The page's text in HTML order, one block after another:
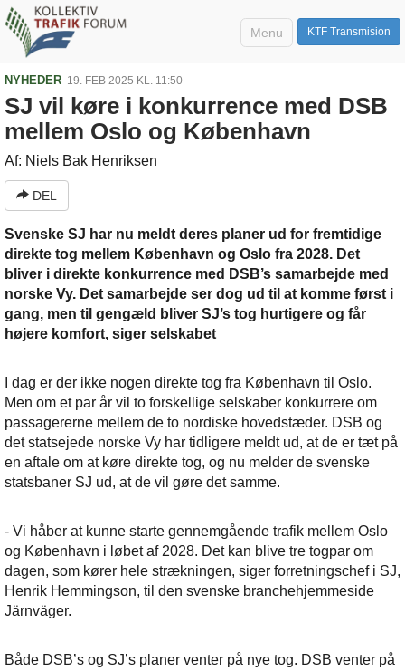
KTF Transmision
Menu
NYHEDER 19. FEB 2025 KL. 11:50
SJ vil køre i konkurrence med DSB
mellem Oslo og København
Af: Niels Bak Henriksen
DEL
Svenske SJ har nu meldt deres planer ud for fremtidige
direkte tog mellem København og Oslo fra 2028. Det
bliver i direkte konkurrence med DSB’s samarbejde med
norske Vy. Det samarbejde ser dog ud til at komme først i
gang, men til gengæld bliver SJ’s tog hurtigere og får
højere komfort, siger selskabet
I dag er der ikke nogen direkte tog fra København til Oslo.
Men om et par år vil to forskellige selskaber konkurrere om
passagererne mellem de to nordiske hovedstæder. DSB og
det statsejede norske Vy har tidligere meldt ud, at de er tæt på
en aftale om at køre direkte tog, og nu melder de svenske
statsbaner SJ ud, at de vil gøre det samme.
- Vi håber at kunne starte gennemgående trafik mellem Oslo
og København i løbet af 2028. Det kan blive tre togpar om
dagen, som kører hele strækningen, siger forretningschef i SJ,
Henrik Hemmingson, til den svenske branchehjemmeside
Järnväger.
Både DSB’s og SJ’s planer venter på nye tog. DSB venter på